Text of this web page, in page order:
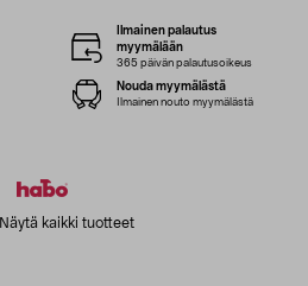
Näytä kaikki tuotteet
Ilmainen palautus
myymälään
365 päivän palautusoikeus
Nouda myymälästä
Ilmainen nouto myymälästä